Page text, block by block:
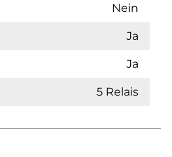
Nein
Ja
Ja
5 Relais